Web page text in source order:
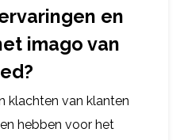
en
imago van
klachten van klanten
hebben voor het